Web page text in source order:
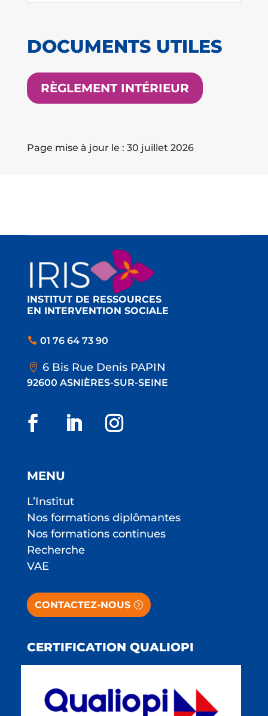
DOCUMENTS UTILES
RÈGLEMENT INTÉRIEUR
Page mise à jour le : 30 juillet 2026
INSTITUT DE RESSOURCES
EN INTERVENTION SOCIALE
01 76 64 73 90
6 Bis Rue Denis PAPIN
92600 ASNIÈRES-SUR-SEINE
MENU
L’Institut
Nos formations diplômantes
Nos formations continues
Recherche
VAE
CONTACTEZ-NOUS
CERTIFICATION QUALIOPI